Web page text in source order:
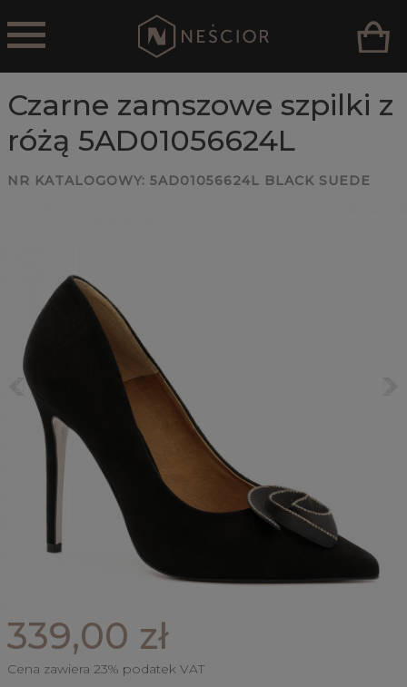
Czarne zamszowe szpilki z
różą 5AD01056624L
NR KATALOGOWY: 5AD01056624L BLACK SUEDE
339,00 zł
Cena zawiera 23% podatek VAT